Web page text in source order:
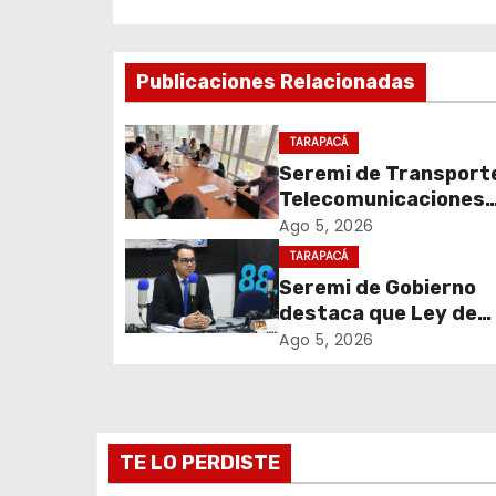
g
a
c
i
ó
n
d
e
n
Publicaciones Relacionadas
TARAPACÁ
Seremi de
Telecomunicaciones
encabezó primera
coordinación para el
de cables en desuso
Iquique
Ago 5, 2026
TARAPACÁ
Seremi de Gobierno
destaca que Ley de
Reconstrucción
Ago 5, 2026
TE LO PERDISTE